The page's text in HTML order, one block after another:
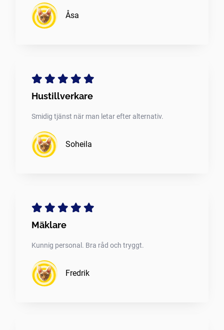
Åsa
Hustillverkare
Smidig tjänst när man letar efter alternativ.
Soheila
Mäklare
Kunnig personal. Bra råd och tryggt.
Fredrik